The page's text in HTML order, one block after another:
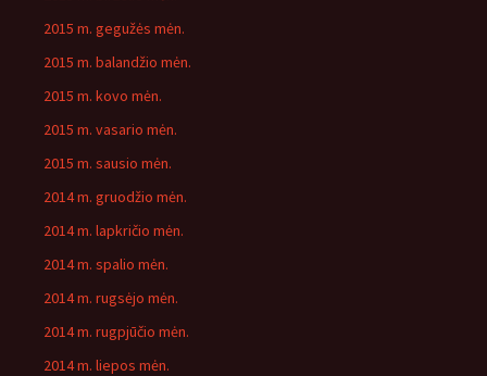
2015 m. gegužės mėn.
2015 m. balandžio mėn.
2015 m. kovo mėn.
2015 m. vasario mėn.
2015 m. sausio mėn.
2014 m. gruodžio mėn.
2014 m. lapkričio mėn.
2014 m. spalio mėn.
2014 m. rugsėjo mėn.
2014 m. rugpjūčio mėn.
2014 m. liepos mėn.